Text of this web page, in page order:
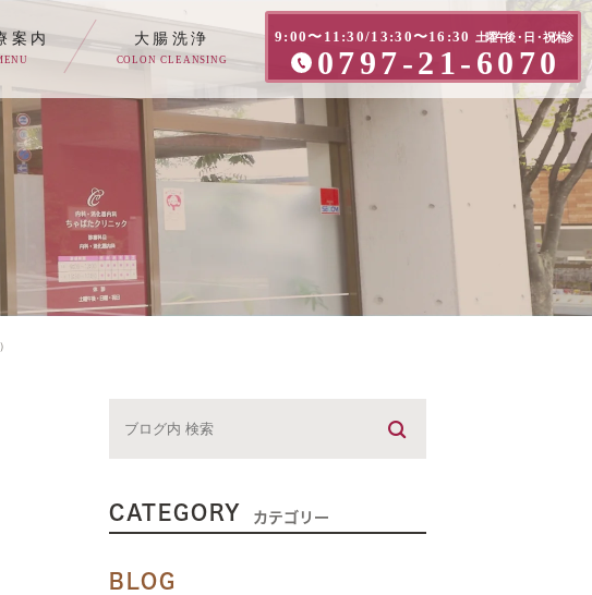
9:00〜11:30/13:30〜16:30 土曜午後・日・祝休診
0797-21-6070
案内
について
科
お悩みの方へ
大腸洗浄
COLON CLEANSING
CATEGORY カテゴリー
BLOG